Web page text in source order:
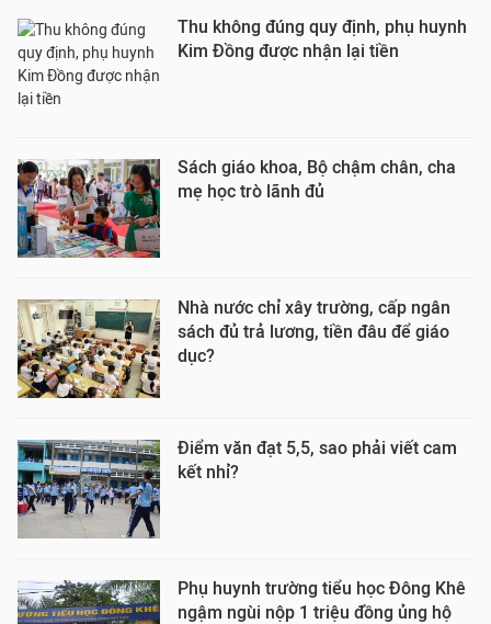
Thu không đúng quy định, phụ huynh
Kim Đồng được nhận lại tiền
Sách giáo khoa, Bộ chậm chân, cha
mẹ học trò lãnh đủ
Nhà nước chỉ xây trường, cấp ngân
sách đủ trả lương, tiền đâu để giáo
dục?
Điểm văn đạt 5,5, sao phải viết cam
kết nhỉ?
Phụ huynh trường tiểu học Đông Khê
ngậm ngùi nộp 1 triệu đồng ủng hộ